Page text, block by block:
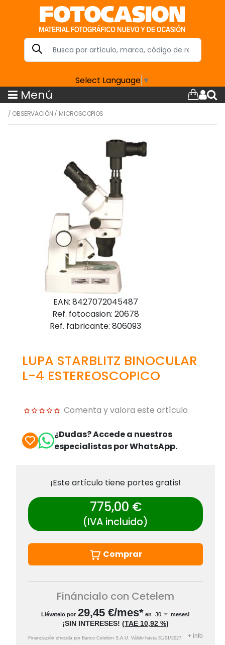
Select Language ▼
Menú
/ OBSERVACIÓN / MICROSCOPIOS
EAN: 8427072045487
Ref. fotocasion: 20678
Ref. fabricante: 806093
LUPA STARBLITZ BINOCULAR
L-4 ESTEREOSCOPICO
Comenta y valora este artículo
¿Dudas? Accede a nuestros
especialistas por WhatsApp.
¡Este artículo tiene portes gratis!
775,00 €
(IVA incluido)
Comprar
Fináncialo con Cetelem
Llévatelo por 29,45 €/mes* en meses!
¡SIN INTERESES! (TAE 10,92 %)
Financiación ofrecida por Banco Cetelem S.A.U. Válido hasta 31/01/2027 + info